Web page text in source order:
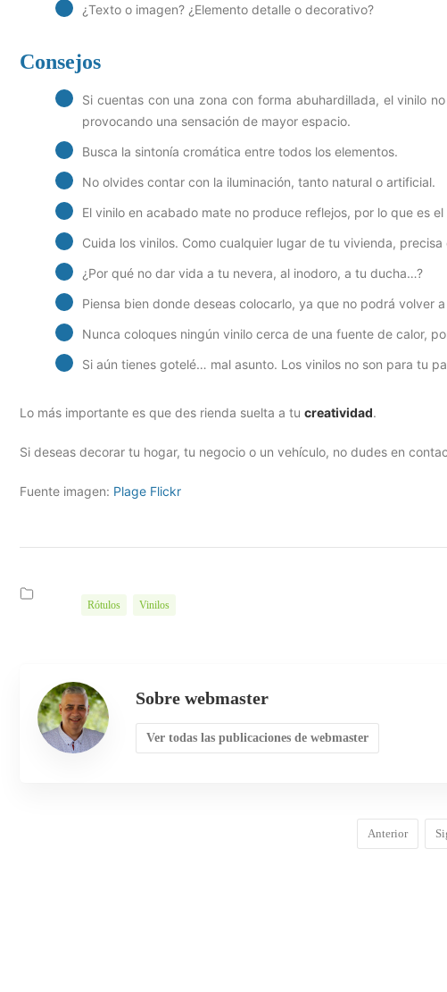
¿Texto o imagen? ¿Elemento detalle o decorativo?
Consejos
Si cuentas con una zona con forma abuhardillada, el vinilo
provocando una sensación de mayor espacio.
Busca la sintonía cromática entre todos los elementos.
No olvides contar con la iluminación, tanto natural o artificial.
El vinilo en acabado mate no produce reflejos, por lo que es
Cuida los vinilos. Como cualquier lugar de tu vivienda,
¿Por qué no dar vida a tu nevera, al inodoro, a tu ducha…?
Piensa bien donde deseas colocarlo, ya que no podrá volver
Nunca coloques ningún vinilo cerca de una fuente de calor,
Si aún tienes gotelé… mal asunto. Los vinilos no son para tu
Lo más importante es que des rienda suelta a tu creatividad.
Si deseas decorar tu hogar, tu negocio o un vehículo, no dudes en
Fuente imagen: Plage Flickr
Rótulos Vinilos
Sobre webmaster
Ver todas las publicaciones de webmaster
Anterior